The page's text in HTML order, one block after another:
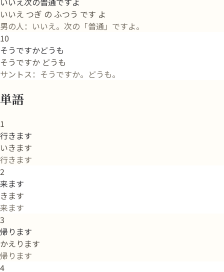
いいえ つぎ の ふつう です よ
男の人：いいえ。次の「普通」ですよ。
10
そうですかどうも
そうですか どうも
サントス：そうですか。どうも。
単語
1
行きます
いきます
行きます
2
来ます
きます
来ます
3
帰ります
かえります
帰ります
4